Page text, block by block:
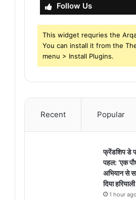
Follow Us
This widget requries the
You can install it from the
menu > Install Plugins.
Recent Popular
फ्रेंडशिप डे
पहल: ‘एक
अभियान से
दिया
1 hour ago